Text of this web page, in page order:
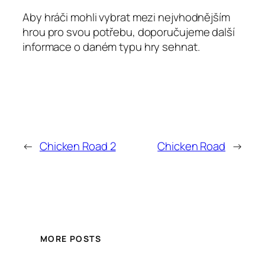
Aby hráči mohli vybrat mezi nejvhodnějším
hrou pro svou potřebu, doporučujeme další
informace o daném typu hry sehnat.
← Chicken Road 2 Chicken Road →
MORE POSTS